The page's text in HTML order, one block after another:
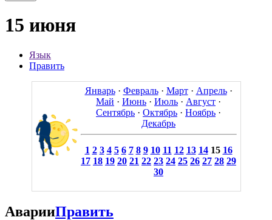
15 июня
Язык
Править
Январь· Февраль· Март· Апрель·
Май · Июнь · Июль · Август ·
Сентябрь · Октябрь · Ноябрь ·
Декабрь
1 2 3 4 5 6 7 8 9 10 11 12 13 14 15 16
17 18 19 20 21 22 23 24 25 26 27 28 29
30
АварииПравить